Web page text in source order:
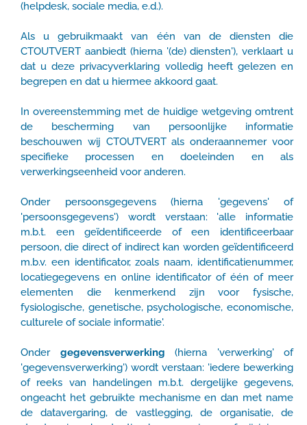
(helpdesk, sociale media, e.d.).
Als u gebruikmaakt van één van de diensten die
CTOUTVERT aanbiedt (hierna '(de) diensten'), verklaart u
dat u deze privacyverklaring volledig heeft gelezen en
begrepen en dat u hiermee akkoord gaat.
In overeenstemming met de huidige wetgeving omtrent
de bescherming van persoonlijke informatie
beschouwen wij CTOUTVERT als onderaannemer voor
specifieke processen en doeleinden en als
verwerkingseenheid voor anderen.
Onder persoonsgegevens (hierna 'gegevens' of
'persoonsgegevens') wordt verstaan: 'alle informatie
m.b.t. een geïdentificeerde of een identificeerbaar
persoon, die direct of indirect kan worden geïdentificeerd
m.b.v. een identificator, zoals naam, identificatienummer,
locatiegegevens en online identificator of één of meer
elementen die kenmerkend zijn voor fysische,
fysiologische, genetische, psychologische, economische,
culturele of sociale informatie'.
Onder gegevensverwerking (hierna 'verwerking' of
'gegevensverwerking') wordt verstaan: 'iedere bewerking
of reeks van handelingen m.b.t. dergelijke gegevens,
ongeacht het gebruikte mechanisme en dan met name
de datavergaring, de vastlegging, de organisatie, de